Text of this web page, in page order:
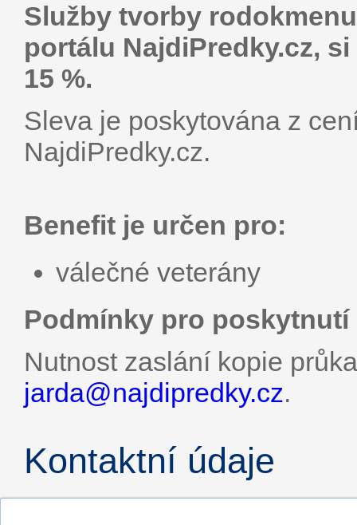
Služby tvorby
portálu NajdiPredky.cz,
15 %.
Sleva je poskytována z
NajdiPredky.cz.
Benefit je určen pro:
válečné veterány
Podmínky pro poskytnutí
Nutnost zaslání kopie
jarda@najdipredky.cz.
Kontaktní údaje